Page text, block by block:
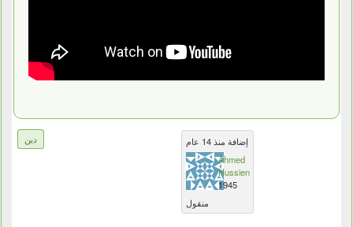
دين
إضافة منذ 14 عام
Ahmed
Hussien
1945
منقول